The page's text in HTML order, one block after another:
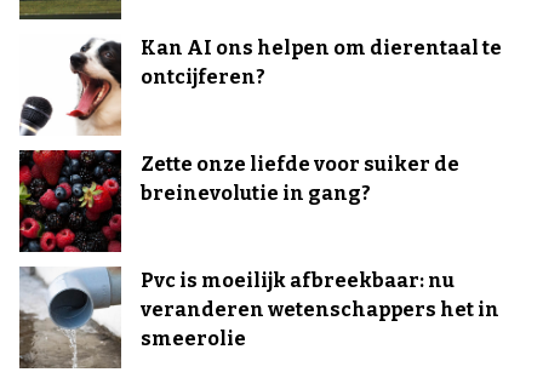
Kan AI ons helpen om dierentaal te
ontcijferen?
Zette onze liefde voor suiker de
breinevolutie in gang?
Pvc is moeilijk afbreekbaar: nu
veranderen wetenschappers het in
smeerolie